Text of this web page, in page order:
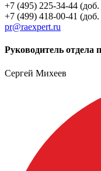
+7 (495) 225-34-44
+7 (499) 418-00-41
pr@raexpert.ru
Руководитель отдела
Сергей Михеев